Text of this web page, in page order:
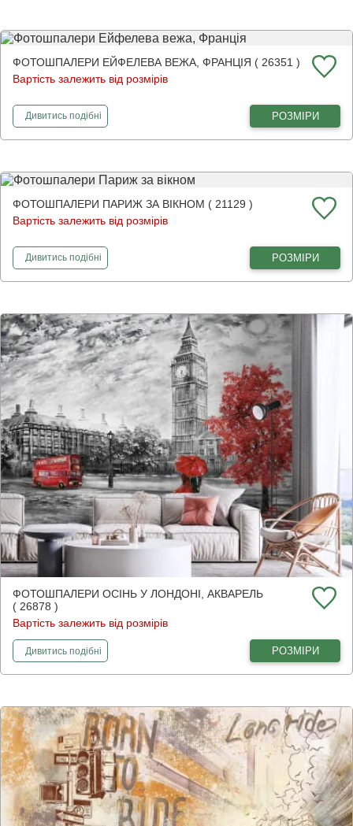
ФОТОШПАЛЕРИ ЕЙФЕЛЕВА ВЕЖА, ФРАНЦІЯ ( 26351 )
Вартість залежить від розмірів
Дивитисьфотошпалери
подібні РОЗМІРИ
ФОТОШПАЛЕРИ ПАРИЖ ЗА ВІКНОМ ( 21129 )
Вартість залежить від розмірів
Дивитисьфотошпалери
подібні РОЗМІРИ
ФОТОШПАЛЕРИ ОСІНЬ У ЛОНДОНІ, АКВАРЕЛЬ
( 26878 )
Вартість залежить від розмірів
Дивитисьфотошпалери
подібні РОЗМІРИ